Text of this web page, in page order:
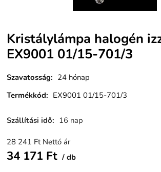
Kristálylámpa halogén
EX9001 01/15-701/3
Szavatosság: 24 hónap
Termékkód: EX9001 01/15-701/3
Szállítási idő: 16 nap
28 241 Ft Nettó ár
34 171 Ft db